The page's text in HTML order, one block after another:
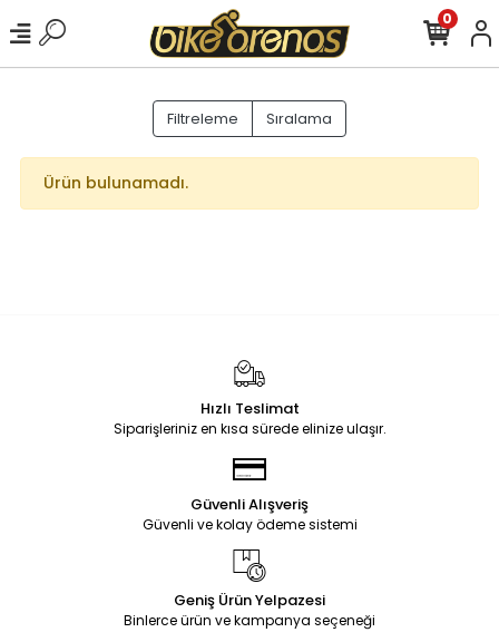
0
Filtreleme Sıralama
Ürün bulunamadı.
Hızlı Teslimat
Siparişleriniz en kısa sürede elinize ulaşır.
Güvenli Alışveriş
Güvenli ve kolay ödeme sistemi
Geniş Ürün Yelpazesi
Binlerce ürün ve kampanya seçeneği